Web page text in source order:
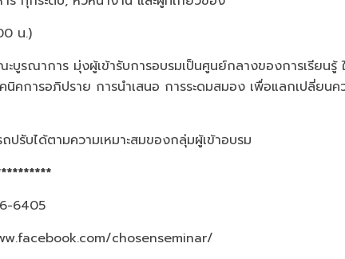
น.)
บูรณาการ มุ่งผู้เข้ารับการอบรมเป็นศูนย์กลางของการเรียนรู้
นิคการอภิปราย การนำเสนอ การระดมสมอง เพื่อแลกเปลี่ยนค
รับได้ตามความเหมาะสมของกลุ่มผู้เข้าอบรม
6405
chosenseminar/